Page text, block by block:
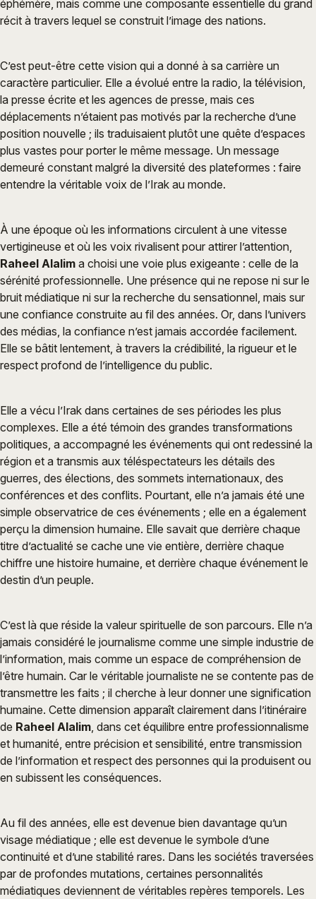
éphémère, mais comme une composante essentielle du grand
récit à travers lequel se construit l’image des nations.
C’est peut-être cette vision qui a donné à sa carrière un
caractère particulier. Elle a évolué entre la radio, la télévision,
la presse écrite et les agences de presse, mais ces
déplacements n’étaient pas motivés par la recherche d’une
position nouvelle ; ils traduisaient plutôt une quête d’espaces
plus vastes pour porter le même message. Un message
demeuré constant malgré la diversité des plateformes : faire
entendre la véritable voix de l’Irak au monde.
À une époque où les informations circulent à une vitesse
vertigineuse et où les voix rivalisent pour attirer l’attention,
Raheel Alalim a choisi une voie plus exigeante : celle de la
sérénité professionnelle. Une présence qui ne repose ni sur le
bruit médiatique ni sur la recherche du sensationnel, mais sur
une confiance construite au fil des années. Or, dans l’univers
des médias, la confiance n’est jamais accordée facilement.
Elle se bâtit lentement, à travers la crédibilité, la rigueur et le
respect profond de l’intelligence du public.
Elle a vécu l’Irak dans certaines de ses périodes les plus
complexes. Elle a été témoin des grandes transformations
politiques, a accompagné les événements qui ont redessiné la
région et a transmis aux téléspectateurs les détails des
guerres, des élections, des sommets internationaux, des
conférences et des conflits. Pourtant, elle n’a jamais été une
simple observatrice de ces événements ; elle en a également
perçu la dimension humaine. Elle savait que derrière chaque
titre d’actualité se cache une vie entière, derrière chaque
chiffre une histoire humaine, et derrière chaque événement le
destin d’un peuple.
C’est là que réside la valeur spirituelle de son parcours. Elle n’a
jamais considéré le journalisme comme une simple industrie de
l’information, mais comme un espace de compréhension de
l’être humain. Car le véritable journaliste ne se contente pas de
transmettre les faits ; il cherche à leur donner une signification
humaine. Cette dimension apparaît clairement dans l’itinéraire
de Raheel Alalim, dans cet équilibre entre professionnalisme
et humanité, entre précision et sensibilité, entre transmission
de l’information et respect des personnes qui la produisent ou
en subissent les conséquences.
Au fil des années, elle est devenue bien davantage qu’un
visage médiatique ; elle est devenue le symbole d’une
continuité et d’une stabilité rares. Dans les sociétés traversées
par de profondes mutations, certaines personnalités
médiatiques deviennent de véritables repères temporels. Les